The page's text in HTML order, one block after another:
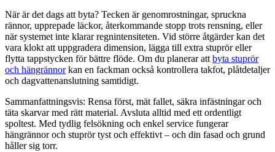
När är det dags att byta? Tecken är genomrostningar, spruckna
rännor, upprepade läckor, återkommande stopp trots rensning, eller
när systemet inte klarar regnintensiteten. Vid större åtgärder kan det
vara klokt att uppgradera dimension, lägga till extra stuprör eller
flytta tappstycken för bättre flöde. Om du planerar att byta stuprör
och hängrännorkan en fackman också kontrollera takfot, plåtdetaljer
och dagvattenanslutning samtidigt.
Sammanfattningsvis: Rensa först, mät fallet, säkra infästningar och
täta skarvar med rätt material. Avsluta alltid med ett ordentligt
spoltest. Med tydlig felsökning och enkel service fungerar
hängrännor och stuprör tyst och effektivt – och din fasad och grund
håller sig torr.